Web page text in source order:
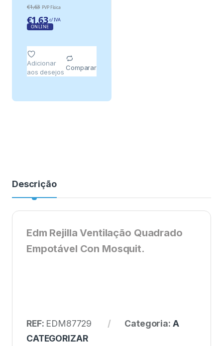
€1,63 PVP Física
€1,63 c/ IVA
ONLINE
Adicionar
aos desejos
Comparar
Descrição
Edm Rejilla Ventilação Quadrado
Empotável Con Mosquit.
REF: EDM87729 Categoria: A
CATEGORIZAR